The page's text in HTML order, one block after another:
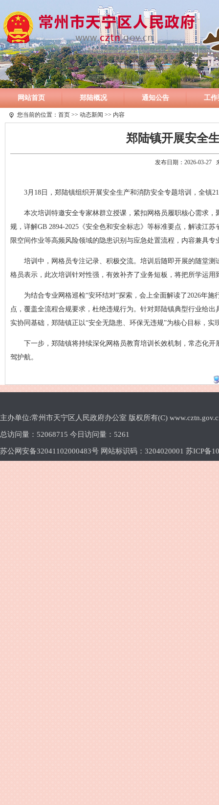
网站首页 郑陆概况 通知公告 工作
您当前的位置： 首页 >> 动态新闻 >> 内容
郑陆镇开展安全
发布日期：2026-03-27
3月18日，郑陆镇组织开展安全生产和消防安全专题培训，全镇
本次培训特邀安全专家林群立授课，紧扣网格员履职核心需求
规，详解GB 2894-2025《安全色和安全标志》等标准要点，解读江
限空间作业等高频风险领域的隐患识别与应急处置流程，内容兼具专
培训中，网格员专注记录、积极交流。培训后随即开展的随堂
格员表示，此次培训针对性强，有效补齐了业务短板，将把所学运用
为结合专业网格巡检“安环结对”探索，会上全面解读了2026年
点，覆盖全流程合规要求，杜绝违规行为。针对郑陆镇典型行业给
实协同基础，郑陆镇正以“安全无隐患、环保无违规”为核心目标，
下一步，郑陆镇将持续深化网格员教育培训长效机制，常态化
驾护航。
主办单位:常州市天宁区人民政府办公室 版权所有(C)
总访问量： 52068715 今日访问量： 5261
苏公网安备32041102000483号 网站标识码：3204020001 苏ICP备